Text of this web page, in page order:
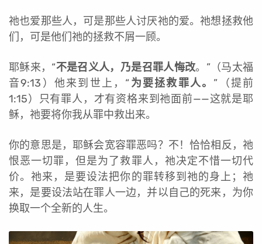
祂也爱那些人，可是那些人讨厌祂的爱。祂想拯救他
们，可是他们祂的拯救不屑一顾。
耶稣来，“不是召义人，乃是召罪人悔改。”（马太福
音9:13）他来到世上，“ 为要拯救罪人。 ”（提前
1:15）只有罪人，才有资格来到祂面前——这就是耶
稣，祂要将你我从罪中救出来。
你的意思是，耶稣会宽容罪恶吗？不！恰恰相反，祂
恨恶一切罪，但是为了救罪人，祂决定不惜一切代
价。祂来，是要设法把你的罪转移到祂的身上；祂
来，是要设法站在罪人一边，并以自己的死来，为你
换取一个全新的人生。